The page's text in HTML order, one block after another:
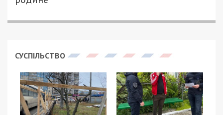
Украины необходимо продолжать. Теперь
административных услуг.
Об этомзаявилив Министерстве цифровой
трансформации Украины:
«Можно заказать строительный паспорт застройки